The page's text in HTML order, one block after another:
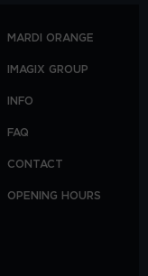
MARDI ORANGE
IMAGIX GROUP
INFO
FAQ
CONTACT
OPENING HOURS